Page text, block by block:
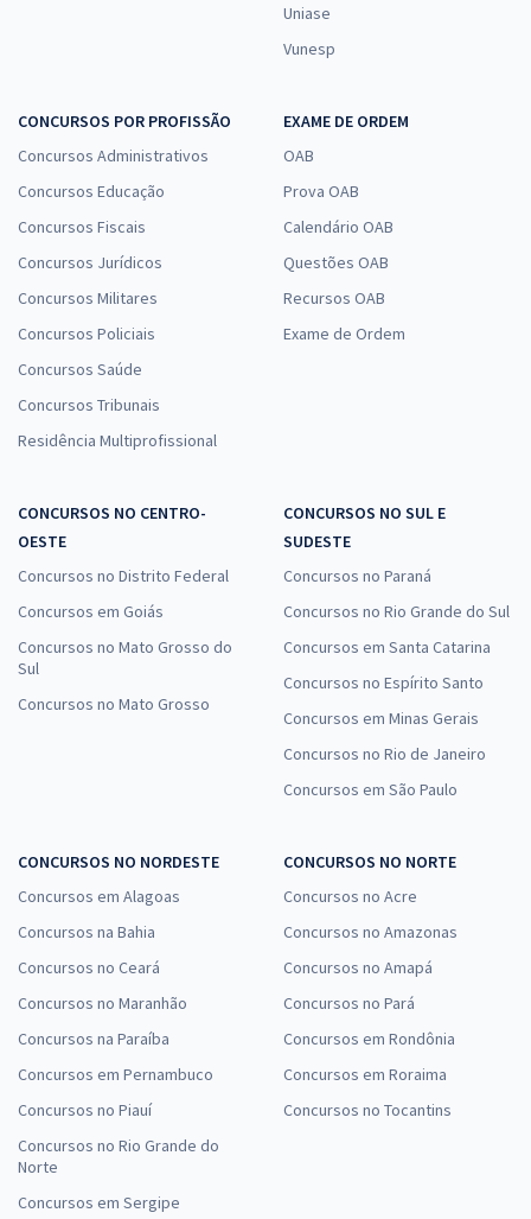
Uniase
Vunesp
CONCURSOS POR PROFISSÃO
Concursos Administrativos
Concursos Educação
Concursos Fiscais
Concursos Jurídicos
Concursos Militares
Concursos Policiais
Concursos Saúde
Concursos Tribunais
Residência Multiprofissional
EXAME DE ORDEM
OAB
Prova OAB
Calendário OAB
Questões OAB
Recursos OAB
Exame de Ordem
CONCURSOS NO CENTRO-
OESTE
Concursos no Distrito Federal
Concursos em Goiás
Concursos no Mato Grosso do
Sul
Concursos no Mato Grosso
CONCURSOS NO SUL E
SUDESTE
Concursos no Paraná
Concursos no Rio Grande do Sul
Concursos em Santa Catarina
Concursos no Espírito Santo
Concursos em Minas Gerais
Concursos no Rio de Janeiro
Concursos em São Paulo
CONCURSOS NO NORDESTE
Concursos em Alagoas
Concursos na Bahia
Concursos no Ceará
Concursos no Maranhão
Concursos na Paraíba
Concursos em Pernambuco
Concursos no Piauí
Concursos no Rio Grande do
Norte
Concursos em Sergipe
CONCURSOS NO NORTE
Concursos no Acre
Concursos no Amazonas
Concursos no Amapá
Concursos no Pará
Concursos em Rondônia
Concursos em Roraima
Concursos no Tocantins